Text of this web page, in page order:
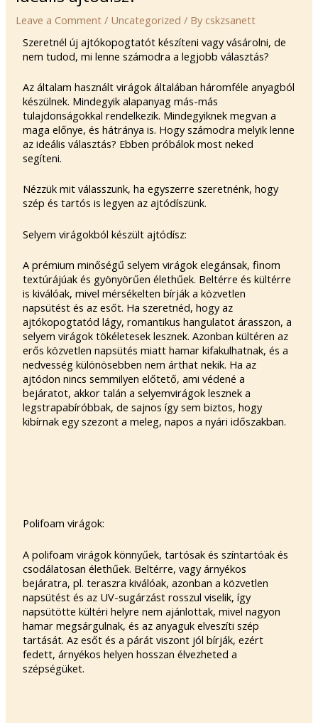
Leave a Comment / Uncategorized / By cskzsanett
Szeretnél új ajtókopogtatót készíteni vagy vásárolni, de
nem tudod, mi lenne számodra a legjobb választás?
Az általam használt virágok általában háromféle anyagból
készülnek. Mindegyik alapanyag más-más
tulajdonságokkal rendelkezik. Mindegyiknek megvan a
maga előnye, és hátránya is. Hogy számodra melyik lenne
az ideális választás? Ebben próbálok most neked
segíteni.
Nézzük mit válasszunk, ha egyszerre szeretnénk, hogy
szép és tartós is legyen az ajtódíszünk.
Selyem virágokból készült ajtódísz:
A prémium minőségű selyem virágok elegánsak, finom
textúrájúak és gyönyörűen élethűek. Beltérre és kültérre
is kiválóak, mivel mérsékelten bírják a közvetlen
napsütést és az esőt. Ha szeretnéd, hogy az
ajtókopogtatód lágy, romantikus hangulatot árasszon, a
selyem virágok tökéletesek lesznek. Azonban kültéren az
erős közvetlen napsütés miatt hamar kifakulhatnak, és a
nedvesség különösebben nem árthat nekik. Ha az
ajtódon nincs semmilyen előtető, ami védené a
bejáratot, akkor talán a selyemvirágok lesznek a
legstrapabíróbbak, de sajnos így sem biztos, hogy
kibírnak egy szezont a meleg, napos a nyári időszakban.
Polifoam virágok:
A polifoam virágok könnyűek, tartósak és színtartóak és
csodálatosan élethűek. Beltérre, vagy árnyékos
bejáratra, pl. teraszra kiválóak, azonban a közvetlen
napsütést és az UV-sugárzást rosszul viselik, így
napsütötte kültéri helyre nem ajánlottak, mivel nagyon
hamar megsárgulnak, és az anyaguk elveszíti szép
tartását. Az esőt és a párát viszont jól bírják, ezért
fedett, árnyékos helyen hosszan élvezheted a
szépségüket.